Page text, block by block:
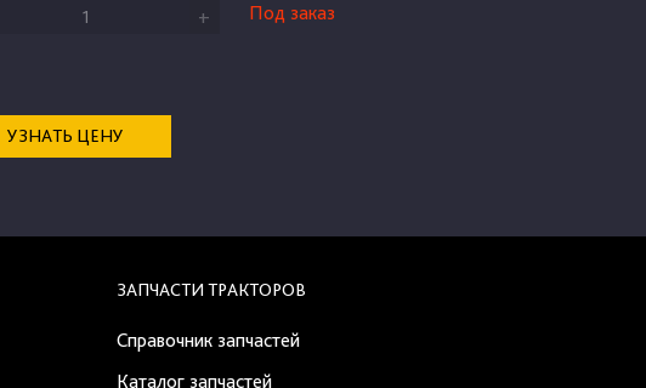
+ Под заказ
УЗНАТЬ ЦЕНУ
ЗАПЧАСТИ ТРАКТОРОВ
Справочник запчастей
Каталог запчастей